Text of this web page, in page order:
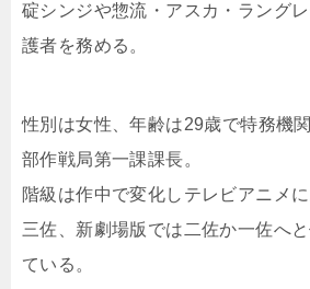
碇シンジや惣流・アスカ・ラング
護者を務める。
性別は女性、年齢は29歳で特務機
部作戦局第一課課長。
階級は作中で変化しテレビアニメ
三佐、新劇場版では二佐か一佐へ
ている。